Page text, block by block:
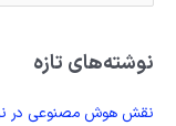
س
ج
و
نوشته‌های تازه
نقش هوش مصنوعی در